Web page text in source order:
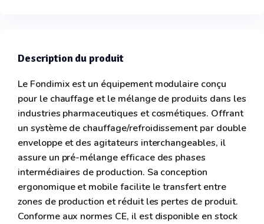
Description du produit
Le Fondimix est un équipement modulaire conçu
pour le chauffage et le mélange de produits dans les
industries pharmaceutiques et cosmétiques. Offrant
un système de chauffage/refroidissement par double
enveloppe et des agitateurs interchangeables, il
assure un pré-mélange efficace des phases
intermédiaires de production. Sa conception
ergonomique et mobile facilite le transfert entre
zones de production et réduit les pertes de produit.
Conforme aux normes CE, il est disponible en stock